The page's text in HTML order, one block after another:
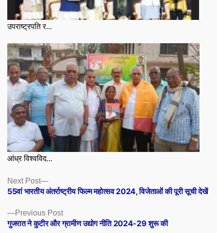
उपराष्ट्रपति र...
आंध्र विश्वविद...
Posts
navigation
Previous PostPrevious
post:
गुजरात ने कुटीर और ग्रामीण उद्योग नीति 2024-29 शुरू की
Next Post
Next
post:
55वां भारतीय अंतर्राष्ट्रीय फिल्म महोत्सव 2024, विजेताओं की पूरी सूची देखें